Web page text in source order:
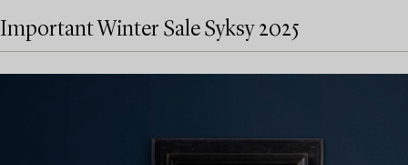
Important Winter Sale Syksy 2025